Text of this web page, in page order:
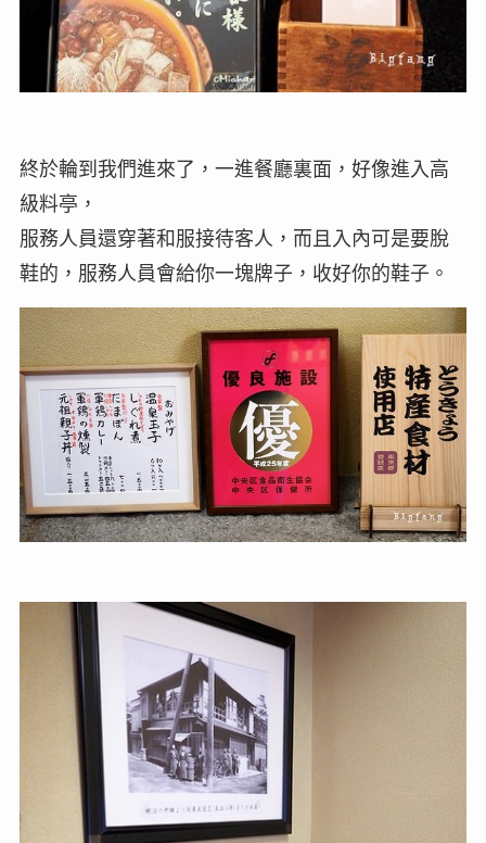
終於輪到我們進來了，一進餐廳裏面，好像進入高
級料亭，
服務人員還穿著和服接待客人，而且入內可是要脫
鞋的，服務人員會給你一塊牌子，收好你的鞋子。